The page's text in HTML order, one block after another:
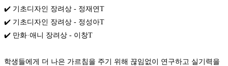
✔️ 기초디자인 장려상 - 정재연T
✔️ 기초디자인 장려상 - 정성아T
✔️ 만화·애니 장려상 - 이창T
학생들에게 더 나은 가르침을 주기 위해 끊임없이 연구하고 실기력을